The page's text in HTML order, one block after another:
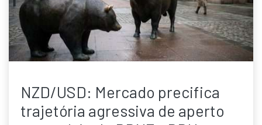
NZD/USD: Mercado precifica
trajetória agressiva de aperto